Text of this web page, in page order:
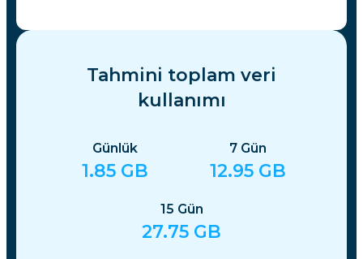
Tahmini toplam veri
kullanımı
Günlük
1.85 GB
7 Gün
12.95 GB
15 Gün
27.75 GB